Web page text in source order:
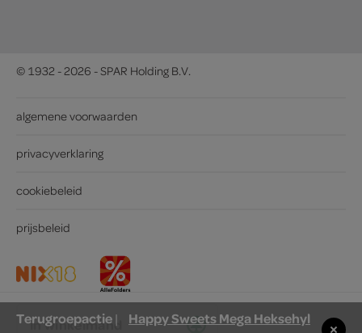
in winkelmand
© 1932 - 2026 - SPAR Holding B.V.
algemene voorwaarden
privacyverklaring
cookiebeleid
prijsbeleid
Terugroepactie|
Happy Sweets Mega Heksehyl